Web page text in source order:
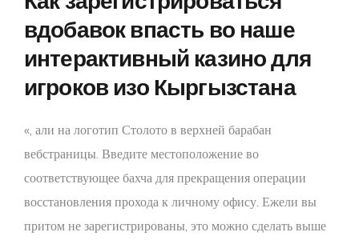
вдобавок впасть во наше
интерактивный казино для
игроков изо Кыргызстана
«, али на логотип Столото в верхней барабан
вебстраницы. Введите местоположение во
соответствующее бахча для прекращения операции
восстановления прохода к личному офису. Ежели вы
притом не зарегистрированы, это можно сделать выше